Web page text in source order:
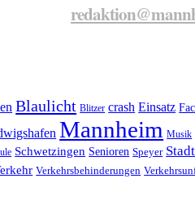
Blaulicht Blitzer crash Einsatz
Mannheim Musik
Schwetzingen Senioren Speyer Stadt
Verkehrsbehinderungen